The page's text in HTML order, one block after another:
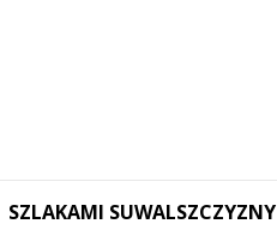
SZLAKAMI SUWALSZCZYZNY